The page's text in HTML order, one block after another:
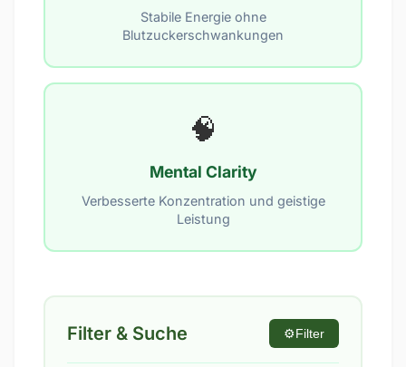
Stabile Energie ohne
Blutzuckerschwankungen
🧠
Mental Clarity
Verbesserte Konzentration und geistige
Leistung
Filter & Suche ⚙️Filter